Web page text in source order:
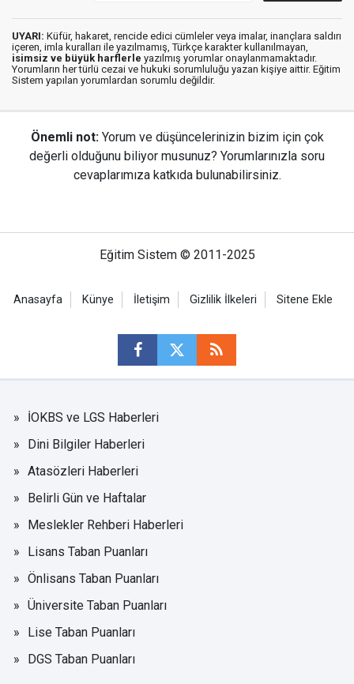
UYARI: Küfür, hakaret, rencide edici cümleler veya imalar, inançlara saldırı
içeren, imla kuralları ile yazılmamış, Türkçe karakter kullanılmayan,
isimsiz ve büyük harflerle yazılmış yorumlar onaylanmamaktadır.
Yorumların her türlü cezai ve hukuki sorumluluğu yazan kişiye aittir. Eğitim
Sistem yapılan yorumlardan sorumlu değildir.
Önemli not: Yorum ve düşüncelerinizin bizim için çok
değerli olduğunu biliyor musunuz? Yorumlarınızla soru
cevaplarımıza katkıda bulunabilirsiniz.
Eğitim Sistem © 2011-2025
Anasayfa Künye İletişim Gizlilik İlkeleri Sitene Ekle
İOKBS ve LGS Haberleri
Dini Bilgiler Haberleri
Atasözleri Haberleri
Belirli Gün ve Haftalar
Meslekler Rehberi Haberleri
Lisans Taban Puanları
Önlisans Taban Puanları
Üniversite Taban Puanları
Lise Taban Puanları
DGS Taban Puanları